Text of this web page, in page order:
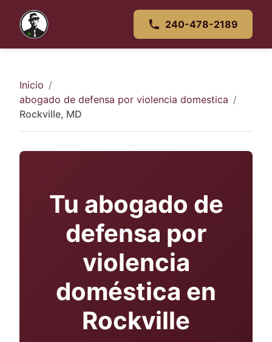
240-478-2189
Inicio
abogado de defensa por violencia domestica
Rockville, MD
Tu abogado de
defensa por
violencia
doméstica en
Rockville